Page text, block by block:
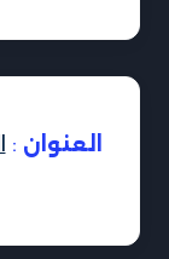
العنوان :